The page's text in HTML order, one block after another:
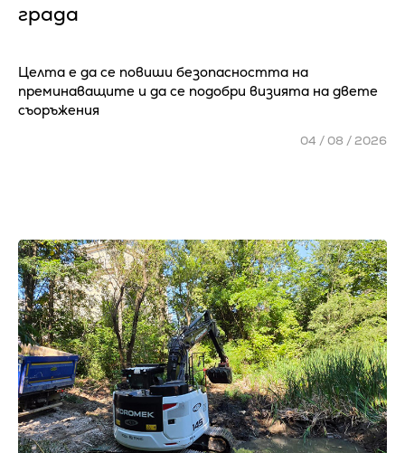
града
Целта е да се повиши безопасността на
преминаващите и да се подобри визията на двете
съоръжения
04 / 08 / 2026